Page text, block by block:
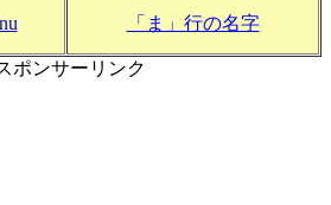
「ま」行の名字
ポンサーリンク